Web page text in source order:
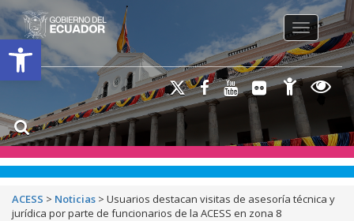
Open toolbar
Toggle
ACESS > Noticias > Usuarios destacan visitas de asesoría técnica y
jurídica por parte de funcionarios de la ACESS en zona 8